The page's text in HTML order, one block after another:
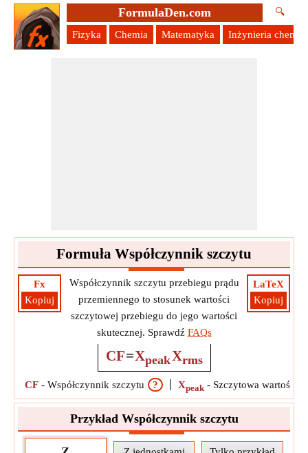
FormulaDen.com 🔍
Fizyka Chemia Matematyka Inżynieria
Formuła Współczynnik szczytu
Fx
Kopiuj
LaTeX
Kopiuj
Współczynnik szczytu przebiegu prądu
przemiennego to stosunek wartości
szczytowej przebiegu do jego wartości
skutecznej. Sprawdź FAQs
CF=XpeakXrms
CF - Współczynnik szczytu ? Xpeak - Szczytowa wartość
Przykład Współczynnik szczytu